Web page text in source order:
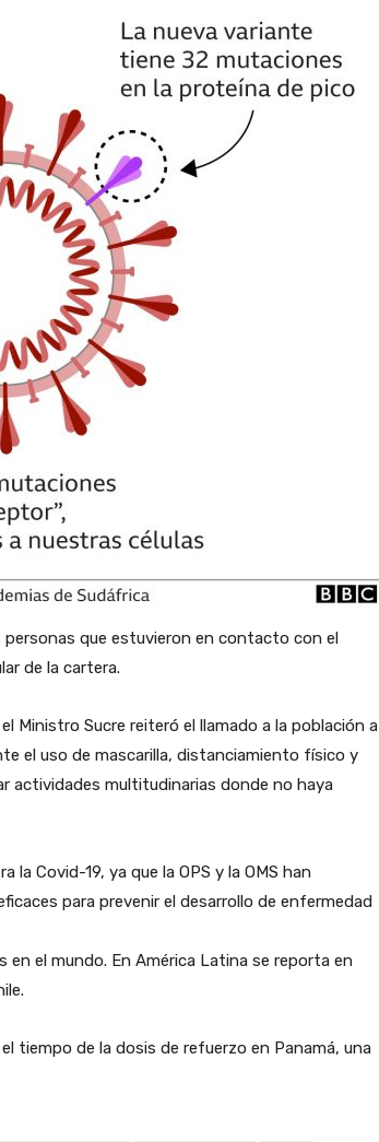
que estuvieron en contacto con el
de la cartera.
Ministro Sucre reiteró el llamado a la población a
el uso de mascarilla, distanciamiento físico y
actividades multitudinarias donde no haya
Covid-19, ya que la OPS y la OMS han
para prevenir el desarrollo de enfermedad
el mundo. En América Latina se reporta en
tiempo de la dosis de refuerzo en Panamá, una